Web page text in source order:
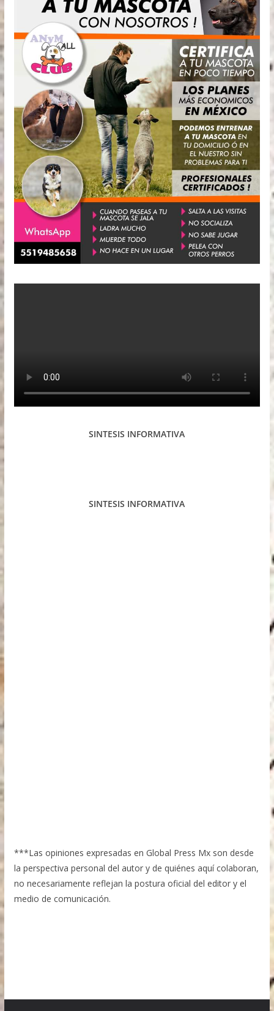
SINTESIS INFORMATIVA
SINTESIS INFORMATIVA
***Las opiniones expresadas en Global Press Mx son desde
la perspectiva personal del autor y de quiénes aquí colaboran,
no necesariamente reflejan la postura oficial del editor y el
medio de comunicación.